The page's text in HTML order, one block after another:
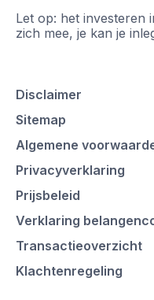
Let op: het investeren
zich mee, je kan je
Disclaimer
Sitemap
Algemene
Privacyverklaring
Prijsbeleid
Verklaring
Transactieoverzicht
Klachtenregeling